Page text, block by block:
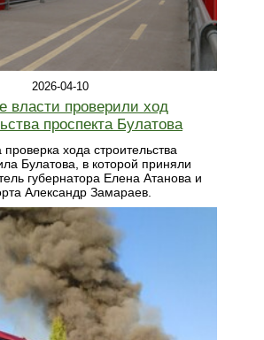
2026-04-10
власти проверили ход
проспекта Булатова
хода строительства
Булатова, в которой приняли
губернатора Елена Атанова и
Александр Замараев.